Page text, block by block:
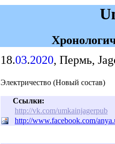
18.03.2020, Пермь,
Электричество (Новый состав)
Ссылки:
http://vk.com/umkainjagerpub
http://www.facebook.com/